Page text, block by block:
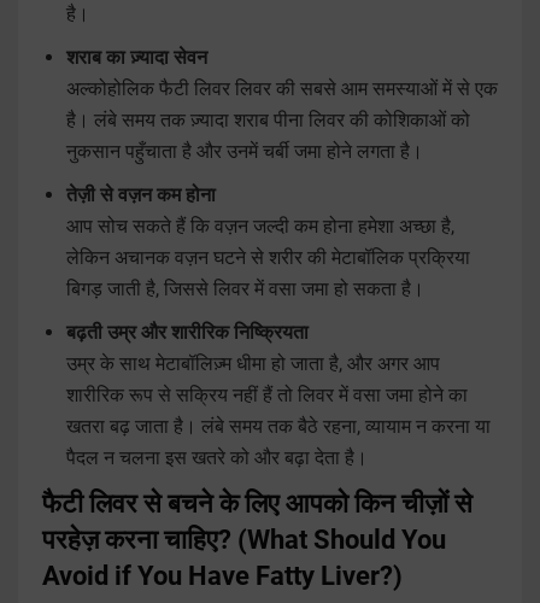
है।
शराब का ज़्यादा सेवन
अल्कोहोलिक फैटी लिवर लिवर की सबसे आम समस्याओं में से एक
है। लंबे समय तक ज़्यादा शराब पीना लिवर की कोशिकाओं को
नुकसान पहुँचाता है और उनमें चर्बी जमा होने लगता है।
तेज़ी से वज़न कम होना
आप सोच सकते हैं कि वज़न जल्दी कम होना हमेशा अच्छा है,
लेकिन अचानक वज़न घटने से शरीर की मेटाबॉलिक प्रक्रिया
बिगड़ जाती है, जिससे लिवर में वसा जमा हो सकता है।
बढ़ती उम्र और शारीरिक निष्क्रियता
उम्र के साथ मेटाबॉलिज़्म धीमा हो जाता है, और अगर आप
शारीरिक रूप से सक्रिय नहीं हैं तो लिवर में वसा जमा होने का
खतरा बढ़ जाता है। लंबे समय तक बैठे रहना, व्यायाम न करना या
पैदल न चलना इस खतरे को और बढ़ा देता है।
फैटी लिवर से बचने के लिए आपको किन चीज़ों से
परहेज़ करना चाहिए? (What Should You
Avoid if You Have Fatty Liver?)